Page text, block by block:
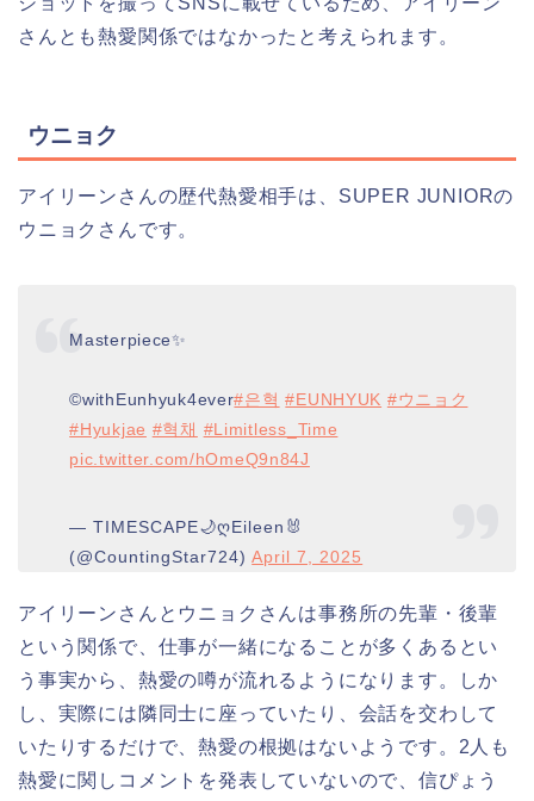
さんとも熱愛関係ではなかったと考えられます。
ウニョク
アイリーンさんの歴代熱愛相手は、SUPER JUNIORの
ウニョクさんです。
Masterpiece✨
©️withEunhyuk4ever#은혁 #EUNHYUK #ウニョク
#Hyukjae #혁채 #Limitless_Time
pic.twitter.com/hOmeQ9n84J
— TIMESCAPE🌙ღEileen🐰
(@CountingStar724)April 7, 2025
アイリーンさんとウニョクさんは事務所の先輩・後輩
という関係で、仕事が一緒になることが多くあるとい
う事実から、熱愛の噂が流れるようになります。しか
し、実際には隣同士に座っていたり、会話を交わして
いたりするだけで、熱愛の根拠はないようです。2人も
熱愛に関しコメントを発表していないので、信ぴょう